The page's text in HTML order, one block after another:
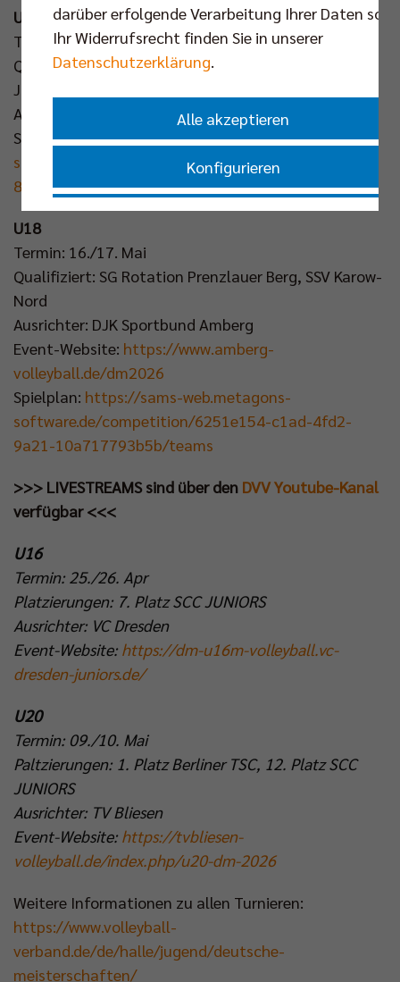
U14
Termin: 16./17. Mai
Qualifiziert: Berliner Volleyballverein Vorwärts, SCC
JUNIORS
Ausrichter: ASV Dachau
Spielplan:https://sams-web.metagons-
software.de/competition/f292c98a-5052-4d12-
84db-e343a944616c/teams
U18
Termin: 16./17. Mai
Qualifiziert: SG Rotation Prenzlauer Berg, SSV Karow-
Nord
Ausrichter: DJK Sportbund Amberg
Event-Website: https://www.amberg-
volleyball.de/dm2026
Spielplan: https://sams-web.metagons-
software.de/competition/6251e154-c1ad-4fd2-
9a21-10a717793b5b/teams
>>> LIVESTREAMS sind über den DVV Youtube-Kanal
verfügbar <<<
U16
Termin: 25./26. Apr
Platzierungen: 7. Platz SCC JUNIORS
Ausrichter: VC Dresden
Event-Website: https://dm-u16m-volleyball.vc-
dresden-juniors.de/
U20
Termin: 09./10. Mai
Paltzierungen: 1. Platz Berliner TSC, 12. Platz SCC
JUNIORS
Ausrichter: TV Bliesen
Event-Website: https://tvbliesen-
volleyball.de/index.php/u20-dm-2026
Weitere Informationen zu allen Turnieren:
https://www.volleyball-
verband.de/de/halle/jugend/deutsche-
meisterschaften/
darüber erfolgende Verarbeitung Ihrer Daten
Ihr Widerrufsrecht finden Sie in unserer
Datenschutzerklärung.
Alle akzeptieren
Konfigurieren
Nur essenzielle Cookies akzeptieren
Impressum |Datenschutzerklärung